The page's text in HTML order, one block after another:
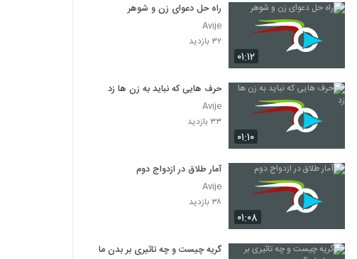
۰۱:۱۲
راه حل دعوای زن و شوهر
Avije
۳۲ بازدید
۰۱:۱۰
حرف هایی که نباید به زن ها زد
Avije
۳۳ بازدید
۰۱:۰۸
آمار طلاق در ازدواج دوم
Avije
۳۸ بازدید
گریه چیست و چه تاثیری بر بدن ما